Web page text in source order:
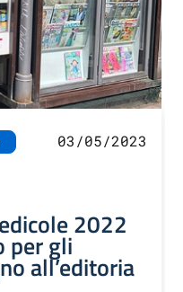
03/05/2023
2022
per gli
all’editoria